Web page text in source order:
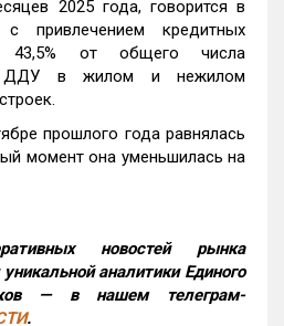
2025 года, говорится в
привлечением кредитных
43,5% от общего числа
ДДУ в жилом и нежилом
прошлого года равнялась
момент она уменьшилась на
новостей рынка
аналитики Единого
— в нашем телеграм-
.